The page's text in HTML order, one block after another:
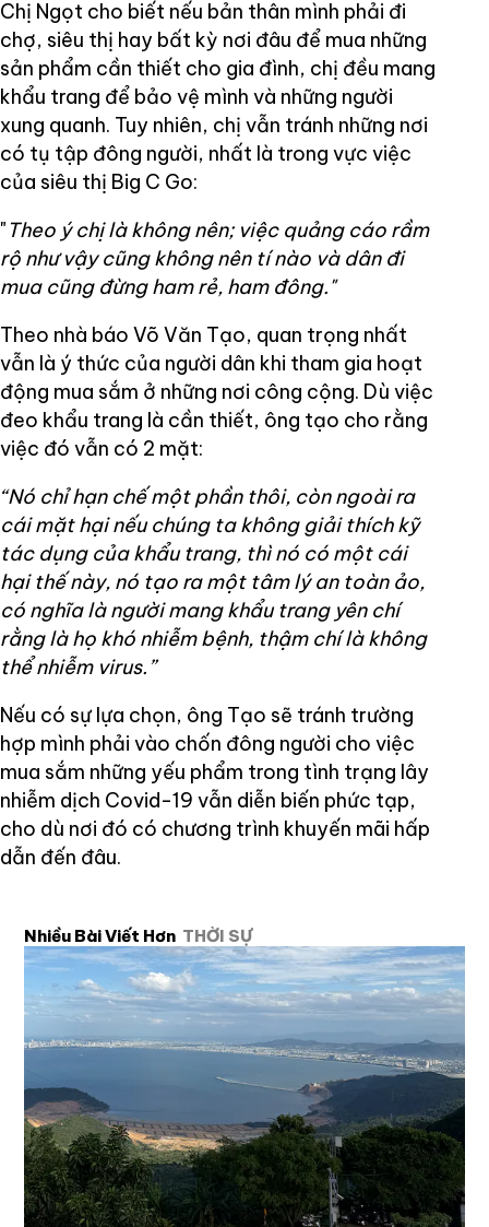
Chị Ngọt cho biết nếu bản thân mình phải đi
chợ, siêu thị hay bất kỳ nơi đâu để mua những
sản phẩm cần thiết cho gia đình, chị đều mang
khẩu trang để bảo vệ mình và những người
xung quanh. Tuy nhiên, chị vẫn tránh những nơi
có tụ tập đông người, nhất là trong vực việc
của siêu thị Big C Go:
"Theo ý chị là không nên; việc quảng cáo rầm
rộ như vậy cũng không nên tí nào và dân đi
mua cũng đừng ham rẻ, ham đông."
Theo nhà báo Võ Văn Tạo, quan trọng nhất
vẫn là ý thức của người dân khi tham gia hoạt
động mua sắm ở những nơi công cộng. Dù việc
đeo khẩu trang là cần thiết, ông tạo cho rằng
việc đó vẫn có 2 mặt:
“Nó chỉ hạn chế một phần thôi, còn ngoài ra
cái mặt hại nếu chúng ta không giải thích kỹ
tác dụng của khẩu trang, thì nó có một cái
hại thế này, nó tạo ra một tâm lý an toàn ảo,
có nghĩa là người mang khẩu trang yên chí
rằng là họ khó nhiễm bệnh, thậm chí là không
thể nhiễm virus.”
Nếu có sự lựa chọn, ông Tạo sẽ tránh trường
hợp mình phải vào chốn đông người cho việc
mua sắm những yếu phẩm trong tình trạng lây
nhiễm dịch Covid-19 vẫn diễn biến phức tạp,
cho dù nơi đó có chương trình khuyến mãi hấp
dẫn đến đâu.
Nhiều Bài Viết Hơn THỜI SỰ